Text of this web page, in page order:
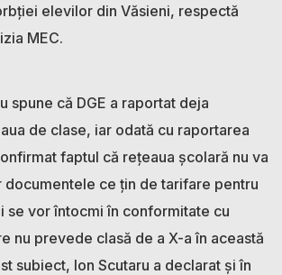
elevilor din Văsieni, respectă
MEC.
spune că DGE a raportat deja
de clase, iar odată cu raportarea
faptul că rețeaua școlară nu va
ce țin de tarifare pentru
se vor întocmi în conformitate cu
nu prevede clasă de a X-a în această
subiect, Ion Scutaru a declarat și în